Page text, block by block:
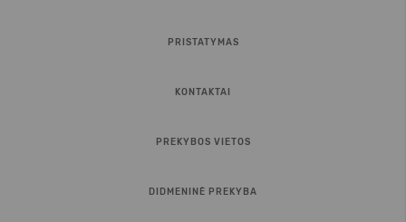
PRISTATYMAS
KONTAKTAI
PREKYBOS VIETOS
DIDMENINĖ PREKYBA